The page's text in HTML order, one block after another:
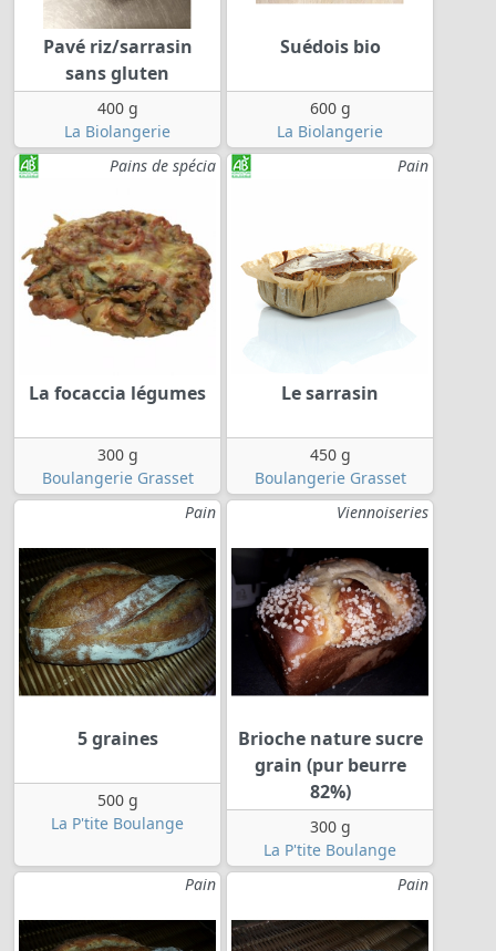
Pavé riz/sarrasin
sans gluten
400 g
La Biolangerie
Suédois bio
600 g
La Biolangerie
Pains de spécia
La focaccia légumes
300 g
Boulangerie Grasset
Pain
Le sarrasin
450 g
Boulangerie Grasset
Pain
5 graines
500 g
La P'tite Boulange
Viennoiseries
Brioche nature sucre
grain (pur beurre
82%)
300 g
La P'tite Boulange
Pain
Pain